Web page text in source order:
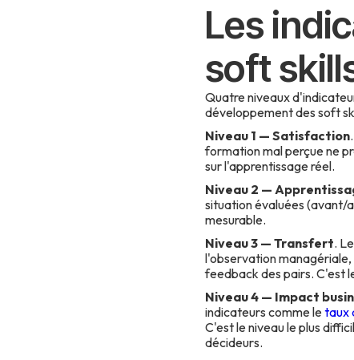
Les
soft
Quatre niveaux
développement des soft
Niveau 1 — Satisfaction
formation mal perçue ne
sur l'apprentissage réel.
Niveau 2 —
situation évaluées (avant/
mesurable.
Niveau 3 — Transfert.
l'observation
feedback des pairs. C'est
Niveau 4 — Impact
indicateurs comme letaux
C'est le niveau le plus
décideurs.